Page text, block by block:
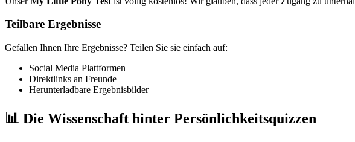
Teilbare Ergebnisse
Gefallen Ihnen Ihre Ergebnisse? Teilen Sie sie einfach auf:
Social Media Plattformen
Direktlinks an Freunde
Herunterladbare Ergebnisbilder
📊 Die Wissenschaft hinter Persönlichkeitsquizzen